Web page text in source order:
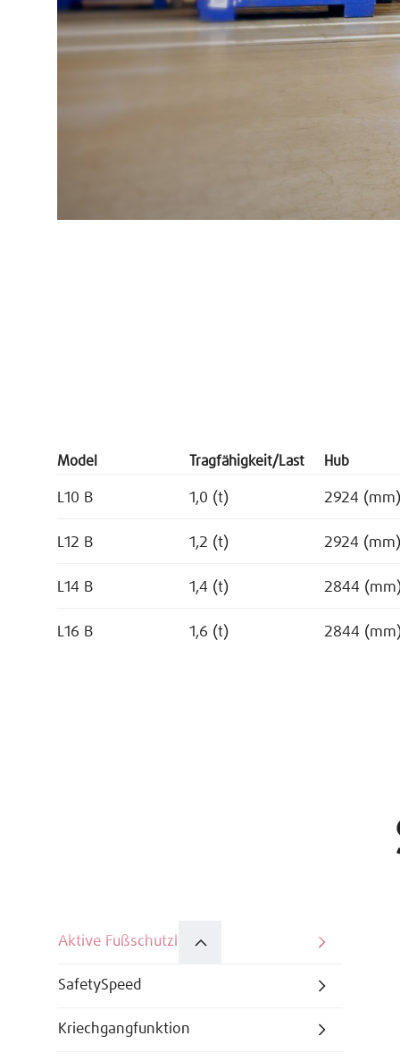
Model Tragfähigkeit/Last Hub
L10 B 1,0 (t) 2924 (mm)
L12 B 1,2 (t) 2924 (mm)
L14 B 1,4 (t) 2844
L16 B 1,6 (t) 2844
Aktive Fußschutzleiste
SafetySpeed
Kriechgangfunktion